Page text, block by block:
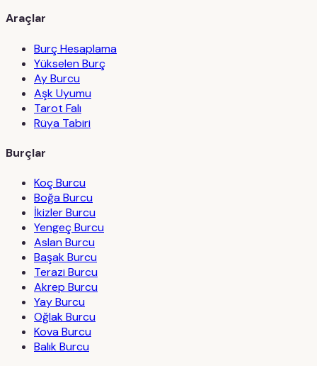
Araçlar
Burç Hesaplama
Yükselen Burç
Ay Burcu
Aşk Uyumu
Tarot Falı
Rüya Tabiri
Burçlar
Koç Burcu
Boğa Burcu
İkizler Burcu
Yengeç Burcu
Aslan Burcu
Başak Burcu
Terazi Burcu
Akrep Burcu
Yay Burcu
Oğlak Burcu
Kova Burcu
Balık Burcu